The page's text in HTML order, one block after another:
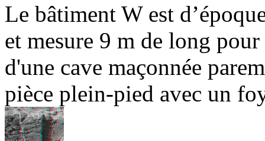
Le bâtiment W est
et mesure 9 m de long
d'une cave maçonnée
pièce plein-pied avec un